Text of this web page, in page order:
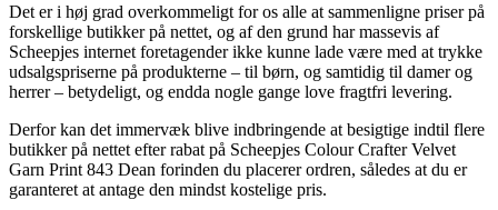
Det er i høj grad overkommeligt for os alle at sammenligne priser på
forskellige butikker på nettet, og af den grund har massevis af
Scheepjes internet foretagender ikke kunne lade være med at trykke
udsalgspriserne på produkterne – til børn, og samtidig til damer og
herrer – betydeligt, og endda nogle gange love fragtfri levering.
Derfor kan det immervæk blive indbringende at besigtige indtil flere
butikker på nettet efter rabat på Scheepjes Colour Crafter Velvet
Garn Print 843 Dean forinden du placerer ordren, således at du er
garanteret at antage den mindst kostelige pris.